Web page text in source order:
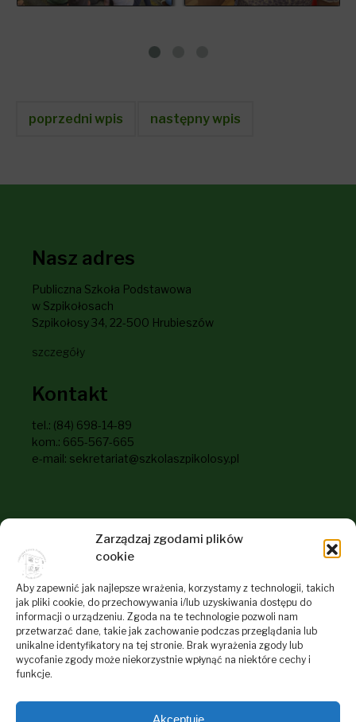
Zarządzaj zgodami plików
cookie
Aby zapewnić jak najlepsze wrażenia, korzystamy z technologii, takich
jak pliki cookie, do przechowywania i/lub uzyskiwania dostępu do
informacji o urządzeniu. Zgoda na te technologie pozwoli nam
przetwarzać dane, takie jak zachowanie podczas przeglądania lub
unikalne identyfikatory na tej stronie. Brak wyrażenia zgody lub
wycofanie zgody może niekorzystnie wpłynąć na niektóre cechy i
funkcje.
Akceptuję
poprzedni wpis następny wpis
Nasz adres
Publiczna Szkoła Podstawowa
w Szpikołosach
Szpikołosy 34, 22-500 Hrubieszów
szczegóły
Kontakt
tel.: (84) 698-14-89
kom.: 665-567-665
e-mail: sekretariat@szkolaszpikolosy.pl
Informacje dla odwiedzających
naszą stronę
RODO
Deklaracja dostępności
Polityka plików cookies
Regulamin Serwisu Internetowego Szkoły